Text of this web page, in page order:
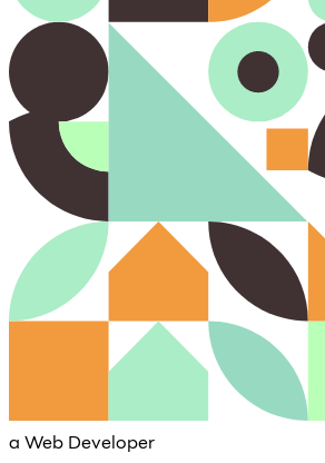
a Web Developer